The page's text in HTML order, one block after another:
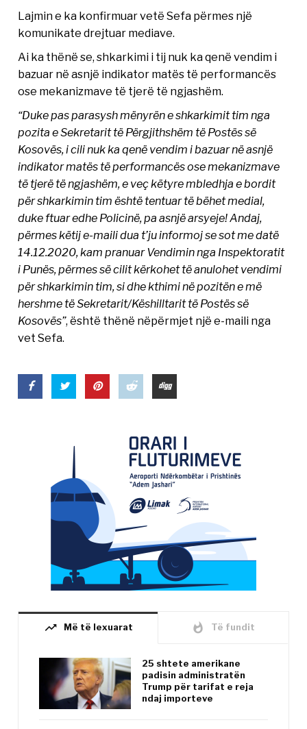
Lajmin e ka konfirmuar vetë Sefa përmes një
komunikate drejtuar mediave.
Ai ka thënë se, shkarkimi i tij nuk ka qenë vendim i
bazuar në asnjë indikator matës të performancës
ose mekanizmave të tjerë të ngjashëm.
“Duke pas parasysh mënyrën e shkarkimit tim nga
pozita e Sekretarit të Përgjithshëm të Postës së
Kosovës, i cili nuk ka qenë vendim i bazuar në asnjë
indikator matës të performancës ose mekanizmave
të tjerë të ngjashëm, e veç këtyre mbledhja e bordit
për shkarkimin tim është tentuar të bëhet medial,
duke ftuar edhe Policinë, pa asnjë arsyeje! Andaj,
përmes këtij e-maili dua t’ju informoj se sot me datë
14.12.2020, kam pranuar Vendimin nga Inspektoratit
i Punës, përmes së cilit kërkohet të anulohet vendimi
për shkarkimin tim, si dhe kthimi në pozitën e më
hershme të Sekretarit/Këshilltarit të Postës së
Kosovës”, është thënë nëpërmjet një e-maili nga
vet Sefa.
trending_up Më të lexuarat whatshot Të fundit
25 shtete amerikane
padisin administratën
Trump për tarifat e reja
ndaj importeve